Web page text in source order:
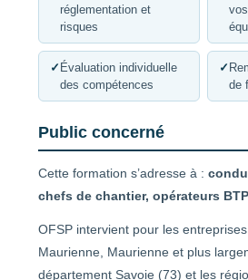
réglementation et
risques
✓ Évaluation individuelle
des compétences
✓
de
Public concerné
Cette formation s’adresse à :
chefs de chantier, opérateurs BTP
OFSP intervient pour les
Maurienne, Maurienne et plus
département Savoie (73) et les